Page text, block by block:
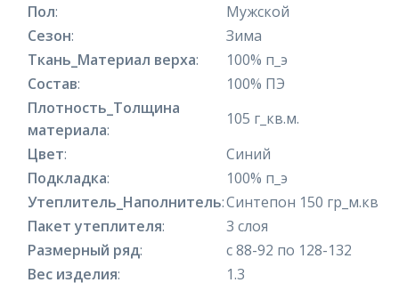
Пол:
Мужской
Сезон:
Зима
Ткань_Материал верха:
100% п_э
Состав:
100% ПЭ
Плотность_Толщина
материала:
105 г_кв.м.
Цвет:
Синий
Подкладка:
100% п_э
Утеплитель_Наполнитель:Синтепон 150 гр_м.кв
Пакет утеплителя:
3 слоя
Размерный ряд:
с 88-92 по 128-132
Вес изделия: 1.3